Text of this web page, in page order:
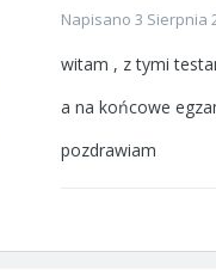
Napisano 3 Sierpnia
witam , z tymi
a na końcowe
pozdrawiam